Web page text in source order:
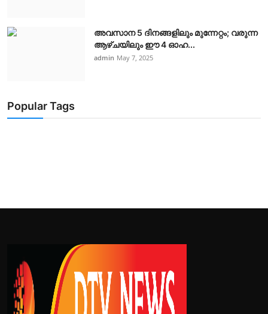
അവസാന 5 ദിനങ്ങളിലും മുന്നേറ്റം; വരുന്ന
ആഴ്ചയിലും ഈ 4 ഓഹ...
admin May 7, 2025
Popular Tags